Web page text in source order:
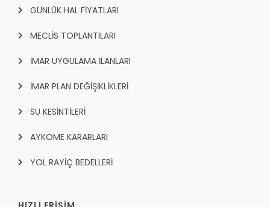
GÜNLÜK HAL FİYATLARI
MECLİS TOPLANTILARI
İMAR UYGULAMA İLANLARI
İMAR PLAN DEĞİŞİKLİKLERİ
SU KESİNTİLERİ
AYKOME KARARLARI
YOL RAYİÇ BEDELLERİ